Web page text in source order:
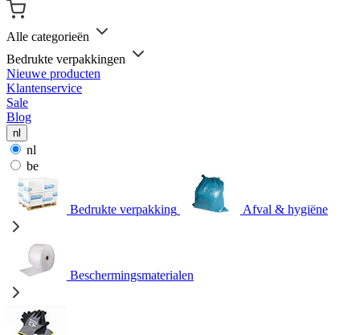
Alle categorieën
Bedrukte verpakkingen
Nieuwe producten
Klantenservice
Sale
Blog
nl
nl
be
Bedrukte verpakking Afval & hygiëne
Beschermingsmaterialen